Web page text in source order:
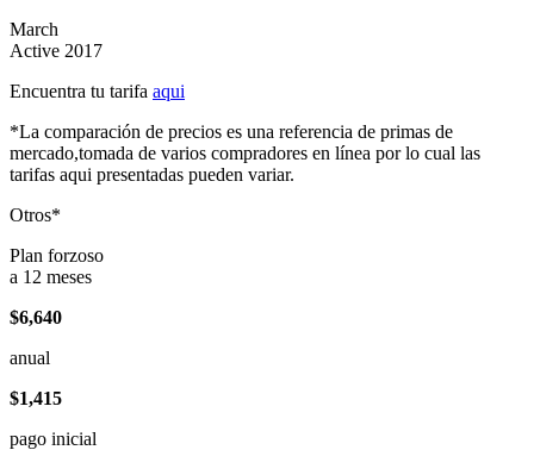
March
Active 2017
Encuentra tu tarifa aqui
*La comparación de precios es una referencia de primas de
mercado,tomada de varios compradores en línea por lo cual las
tarifas aqui presentadas pueden variar.
Otros*
Plan forzoso
a 12 meses
$6,640
anual
$1,415
pago inicial